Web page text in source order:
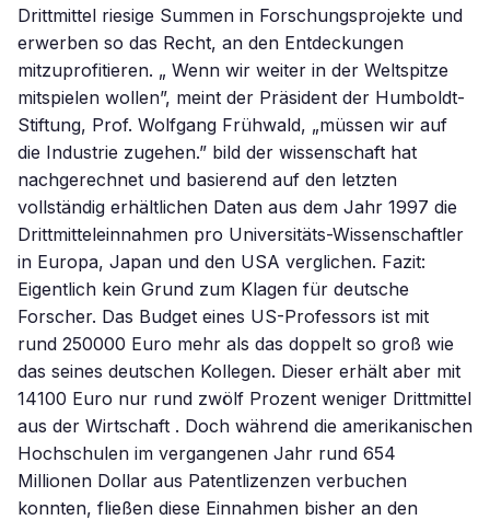
Drittmittel riesige Summen in Forschungsprojekte und
erwerben so das Recht, an den Entdeckungen
mitzuprofitieren. „ Wenn wir weiter in der Weltspitze
mitspielen wollen”, meint der Präsident der Humboldt-
Stiftung, Prof. Wolfgang Frühwald, „müssen wir auf
die Industrie zugehen.” bild der wissenschaft hat
nachgerechnet und basierend auf den letzten
vollständig erhältlichen Daten aus dem Jahr 1997 die
Drittmitteleinnahmen pro Universitäts-Wissenschaftler
in Europa, Japan und den USA verglichen. Fazit:
Eigentlich kein Grund zum Klagen für deutsche
Forscher. Das Budget eines US-Professors ist mit
rund 250000 Euro mehr als das doppelt so groß wie
das seines deutschen Kollegen. Dieser erhält aber mit
14100 Euro nur rund zwölf Prozent weniger Drittmittel
aus der Wirtschaft . Doch während die amerikanischen
Hochschulen im vergangenen Jahr rund 654
Millionen Dollar aus Patentlizenzen verbuchen
konnten, fließen diese Einnahmen bisher an den